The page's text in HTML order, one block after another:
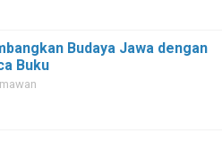
Budaya Jawa dengan
Buku